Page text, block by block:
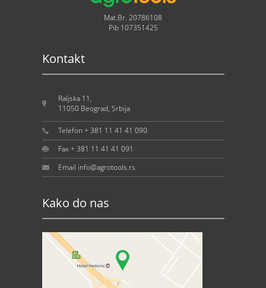
Mat.Br. 20786108
Pib 107351425
Kontakt
Raljska 11,
11050 Beograd, Srbija
Telefon + 381 11 41 41 090
Fax + 381 11 41 41 091
Email info@agrotools.rs
Kako do nas